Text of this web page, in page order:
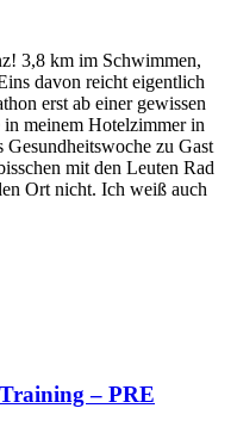
3,8 km im Schwimmen,
davon reicht eigentlich
erst ab einer gewissen
meinem Hotelzimmer in
zu Gast
mit den Leuten Rad
Ort nicht. Ich weiß auch
– PRE